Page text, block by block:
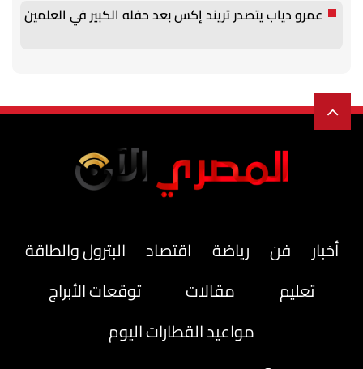
عمرو دياب يتصدر تريند إكس بعد حفله الكبير في العلمين
أخبار فن رياضة اقتصاد
البترول والطاقة
تعليم
مقالات
توقعات الأبراج
مواعيد القطارات اليوم